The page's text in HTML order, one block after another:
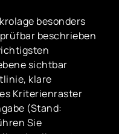
besonders
beschrieben
sichtbar
klare
Kriterienraster
(Stand:
Sie